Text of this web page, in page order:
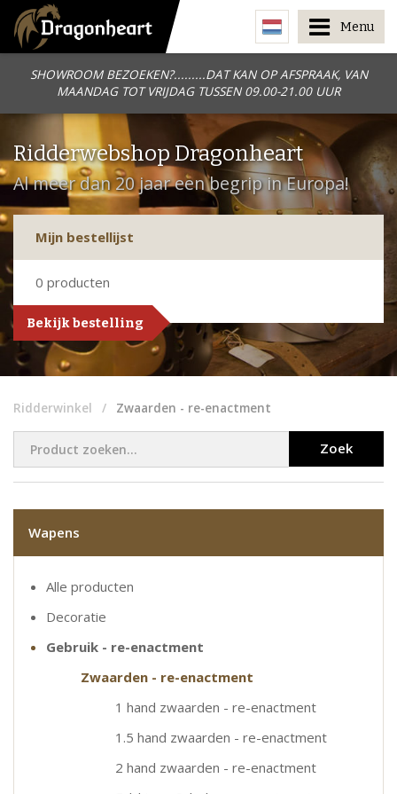
SHOWROOM BEZOEKEN?.........DAT KAN OP AFSPRAAK, VAN
MAANDAG TOT VRIJDAG TUSSEN 09.00-21.00 UUR
Menu
Ridderwebshop Dragonheart
Al meer dan 20 jaar een begrip in Europa!
Mijn bestellijst
0 producten
Bekijk bestelling
Ridderwinkel Zwaarden - re-enactment
Zoek
Wapens
Alle producten
Decoratie
Gebruik - re-enactment
Zwaarden - re-enactment
1 hand zwaarden - re-enactment
1.5 hand zwaarden - re-enactment
2 hand zwaarden - re-enactment